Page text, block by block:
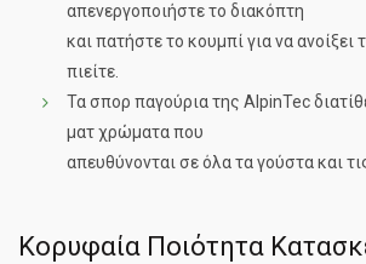
απενεργοποιήστε το διακόπτη
και πατήστε το κουμπί για να ανοίξει
πιείτε.
Τα σπορ παγούρια της AlpinTec
ματ χρώματα που
απευθύνονται σε όλα τα γούστα και
Κορυφαία Ποιότητα